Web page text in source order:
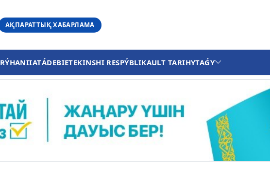
АҚПАРАТТЫҚ ХАБАРЛАМА
RÝHANIIATÁDEBIETEKINSHI RESPÝBLIKAULT TARIHYTAǴY